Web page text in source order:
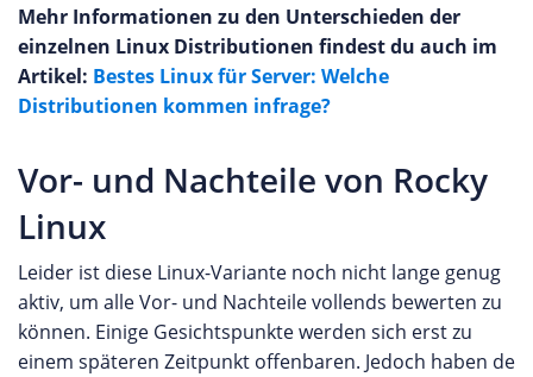
Mehr Informationen zu den Unterschieden der
einzelnen Linux Distributionen findest du auch im
Artikel: Bestes Linux für Server: Welche
Distributionen kommen infrage?
Vor- und Nachteile von Rocky
Linux
Leider ist diese Linux-Variante noch nicht lange genug
aktiv, um alle Vor- und Nachteile vollends bewerten zu
können. Einige Gesichtspunkte werden sich erst zu
einem späteren Zeitpunkt offenbaren. Jedoch haben de